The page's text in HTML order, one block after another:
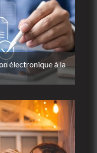
électronique à la